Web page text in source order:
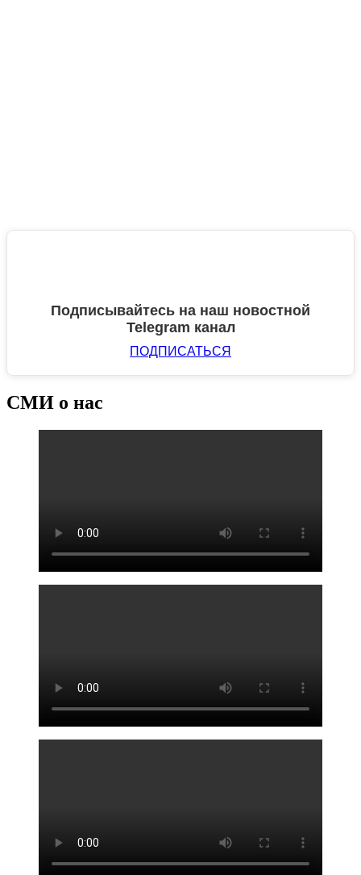
Подписывайтесь на наш новостной
Telegram канал
ПОДПИСАТЬСЯ
СМИ о нас